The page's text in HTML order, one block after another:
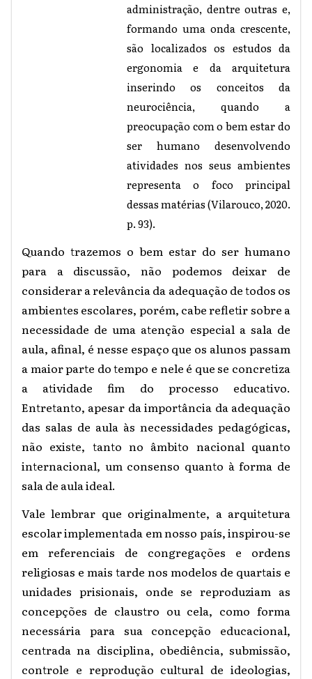
administração, dentre outras e,
formando uma onda crescente,
são localizados os estudos da
ergonomia e da arquitetura
inserindo os conceitos da
neurociência, quando a
preocupação com o bem estar do
ser humano desenvolvendo
atividades nos seus ambientes
representa o foco principal
dessas matérias (Vilarouco, 2020.
p. 93).
Quando trazemos o bem estar do ser humano
para a discussão, não podemos deixar de
considerar a relevância da adequação de todos os
ambientes escolares, porém, cabe refletir sobre a
necessidade de uma atenção especial a sala de
aula, afinal, é nesse espaço que os alunos passam
a maior parte do tempo e nele é que se concretiza
a atividade fim do processo educativo.
Entretanto, apesar da importância da adequação
das salas de aula às necessidades pedagógicas,
não existe, tanto no âmbito nacional quanto
internacional, um consenso quanto à forma de
sala de aula ideal.
Vale lembrar que originalmente, a arquitetura
escolar implementada em nosso país, inspirou-se
em referenciais de congregações e ordens
religiosas e mais tarde nos modelos de quartais e
unidades prisionais, onde se reproduziam as
concepções de claustro ou cela, como forma
necessária para sua concepção educacional,
centrada na disciplina, obediência, submissão,
controle e reprodução cultural de ideologias,